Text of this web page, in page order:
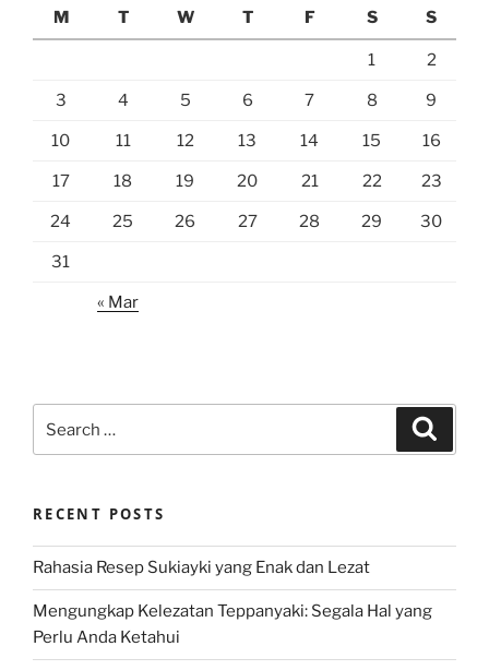
M
T W T F S S
1 2
3 4 5 6 7 8 9
10 11 12 13 14 15 16
17 18 19 20 21 22 23
24 25 26 27 28 29 30
31
« Mar
for:
RECENT POSTS
Rahasia Resep Sukiayki yang Enak dan Lezat
Mengungkap Kelezatan Teppanyaki: Segala Hal yang
Perlu Anda Ketahui